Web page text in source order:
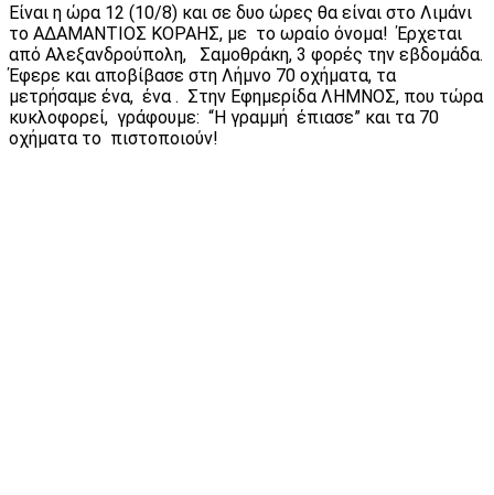
Είναι η ώρα 12 (10/8) και σε δυο ώρες θα είναι στο Λιμάνι
το ΑΔΑΜΑΝΤΙΟΣ ΚΟΡΑΗΣ, με το ωραίο όνομα! Έρχεται
από Αλεξανδρούπολη, Σαμοθράκη, 3 φορές την εβδομάδα.
Έφερε και αποβίβασε στη Λήμνο 70 οχήματα, τα
μετρήσαμε ένα, ένα . Στην Εφημερίδα ΛΗΜΝΟΣ, που τώρα
κυκλοφορεί, γράφουμε: “Η γραμμή έπιασε” και τα 70
οχήματα το πιστοποιούν!